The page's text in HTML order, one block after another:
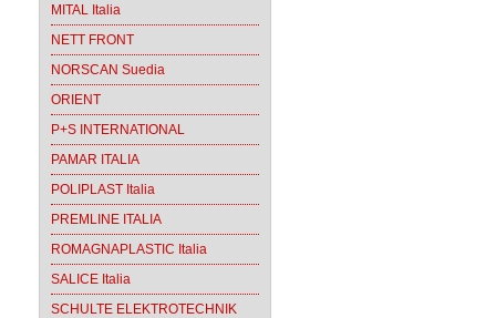
MITAL Italia
NETT FRONT
NORSCAN Suedia
ORIENT
P+S INTERNATIONAL
PAMAR ITALIA
POLIPLAST Italia
PREMLINE ITALIA
ROMAGNAPLASTIC Italia
SALICE Italia
SCHULTE ELEKTROTECHNIK